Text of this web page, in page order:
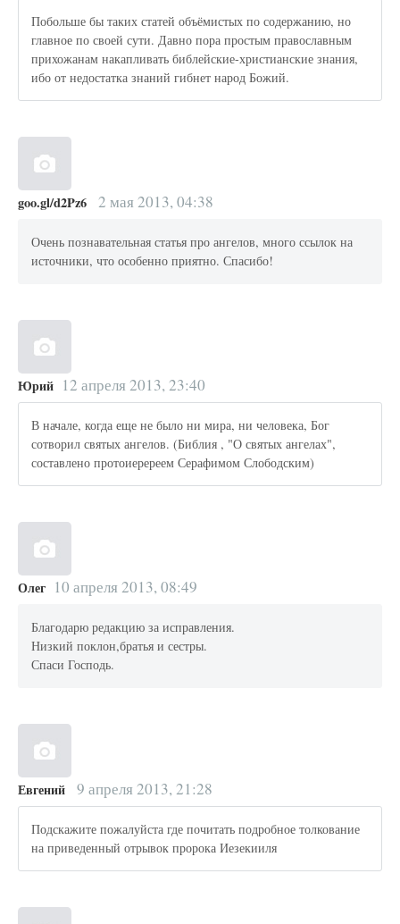
Побольше бы таких статей объёмистых по содержанию, но
главное по своей сути. Давно пора простым православным
прихожанам накапливать библейские-христианские знания,
ибо от недостатка знаний гибнет народ Божий.
goo.gl/d2Pz6 2 мая 2013, 04:38
Очень познавательная статья про ангелов, много ссылок на
источники, что особенно приятно. Спасибо!
Юрий 12 апреля 2013, 23:40
В начале, когда еще не было ни мира, ни человека, Бог
сотворил святых ангелов. (Библия , "О святых ангелах",
составлено протоиеререем Серафимом Слободским)
Олег 10 апреля 2013, 08:49
Благодарю редакцию за исправления.
Низкий поклон,братья и сестры.
Спаси Господь.
Евгений 9 апреля 2013, 21:28
Подскажите пожалуйста где почитать подробное толкование
на приведенный отрывок пророка Иезекииля